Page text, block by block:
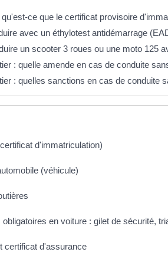
ce que le certificat provisoire
avec un éthylotest antidémarrage
un scooter 3 roues ou une moto 125
: quelle amende en cas de conduite
: quelles sanctions en cas de conduite
d'immatriculation)
(véhicule)
en voiture : gilet de sécurité,
certificat d'assurance